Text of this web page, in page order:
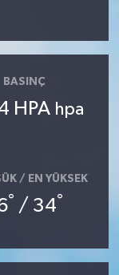
BASINÇ
HPA hpa
/ EN YÜKSEK
° / 34°